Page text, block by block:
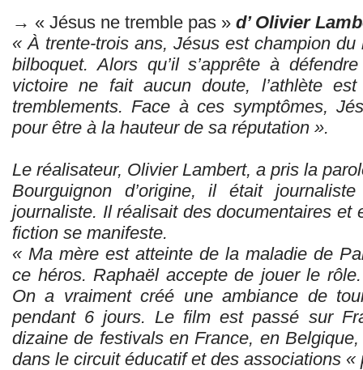
→ « Jésus ne tremble pas » d’ Olivier
« À trente-trois ans, Jésus est champion du
bilboquet. Alors qu’il s’apprête à
victoire ne fait aucun doute, l’athlète est
tremblements. Face à ces symptômes,
pour être à la hauteur de sa réputation ».
Le réalisateur, Olivier Lambert, a pris la
Bourguignon d’origine, il était
journaliste. Il réalisait des documentaires et
fiction se manifeste.
« Ma mère est atteinte de la maladie de
ce héros. Raphaël accepte de jouer le
On a vraiment créé une ambiance de
pendant 6 jours. Le film est passé sur
dizaine de festivals en France, en
dans le circuit éducatif et des associations «